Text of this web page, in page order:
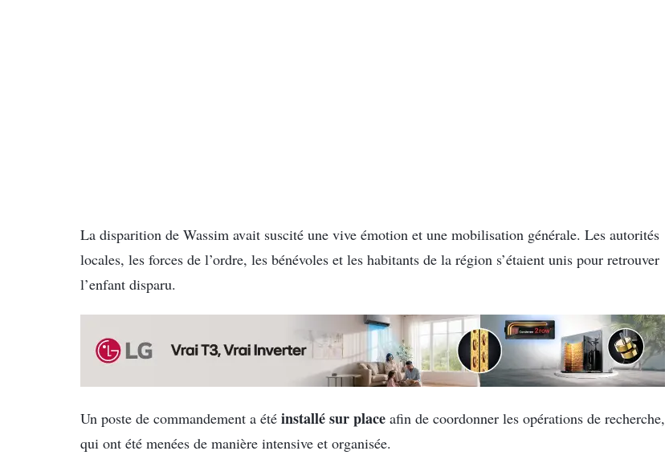
La disparition de Wassim avait suscité une vive émotion et une mobilisation générale. Les autorités
locales, les forces de l’ordre, les bénévoles et les habitants de la région s’étaient unis pour retrouver
l’enfant disparu.
Un poste de commandement a été installé sur place afin de coordonner les opérations de recherche,
qui ont été menées de manière intensive et organisée.